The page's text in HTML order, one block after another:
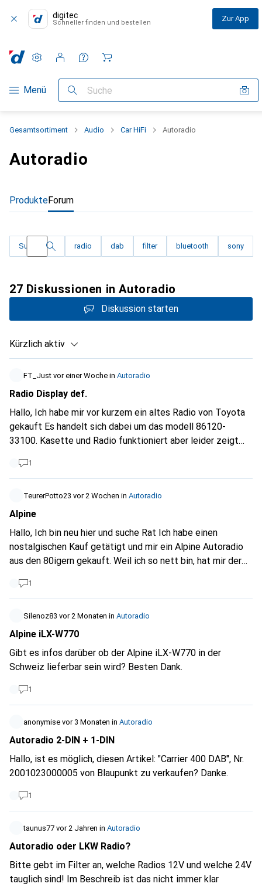
digitec
Schneller finden und bestellen Zur App
Navigation nach Kategorien
Menü Suche
Einstellungen
Kundenkonto
Vergleichslisten
Merklisten
Warenkorb
Gesamtsortiment Audio Car HiFi Autoradio
Autoradio
ProdukteForum
Suche Filtere die Diskussionen nach einem der
radio dab filter bluetooth sony
27 Diskussionen in Autoradio
Diskussion starten
Kürzlich aktiv
FT_Just vor einer Woche in Autoradio
Radio Display def.
Hallo, Ich habe mir vor kurzem ein altes Radio von Toyota
gekauft Es handelt sich dabei um das modell 86120-
33100. Kasette und Radio funktioniert aber leider zeigt
Schrift. Und es wird von rechts nach links immer dunkler.
Die Heizleitungen funktionieren man sieht/spürt sie leicht.
Hat vielleicht jemand eine Ahnung wieso das sein könnte?
Merci
1
TeurerPotto23 vor 2 Wochen in Autoradio
Alpine
Hallo, Ich bin neu hier und suche Rat Ich habe einen
nostalgischen Kauf getätigt und mir ein Alpine Autoradio
aus den 80igern gekauft. Weil ich so nett bin, hat mir der
kommts, beide zeigen den gleichen Fehler. Maximale
Laufzeit von 5 min, dann kommt ein Störsignal, beep, beep
im kurzen Abstand und hört nicht mehr auf.
Stromversorgung 12 und 13,8V getestet Signal kommt bei
Call for help. Danke
1
Silenoz83 vor 2 Monaten in Autoradio
Alpine iLX-W770
Gibt es infos darüber ob der Alpine iLX-W770 in der
Schweiz lieferbar sein wird? Besten Dank.
1
anonymise vor 3 Monaten in Autoradio
Autoradio 2-DIN + 1-DIN
Hallo, ist es möglich, diesen Artikel: "Carrier 400 DAB", Nr.
2001023000005 von Blaupunkt zu verkaufen? Danke.
1
taunus77 vor 2 Jahren in Autoradio
Autoradio oder LKW Radio?
Bitte gebt im Filter an, welche Radios 12V und welche 24V
tauglich sind! Im Beschreib ist das nicht immer klar